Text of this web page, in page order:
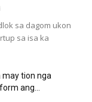
sa dagom ukon
sa isa ka
may tion nga
ang...